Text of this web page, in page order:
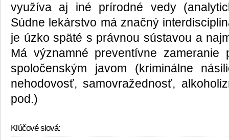
využíva aj iné prírodné vedy
Súdne lekárstvo má značný
je úzko späté s právnou sústavou a
Má významné preventívne zameranie
spoločenským javom (kriminálne
nehodovosť, samovražednosť,
pod.)
Kľúčové slová: